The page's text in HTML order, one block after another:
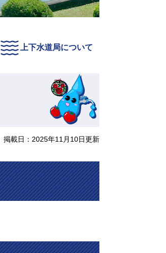
上下水道局について
掲載日：2025年11月10日更新